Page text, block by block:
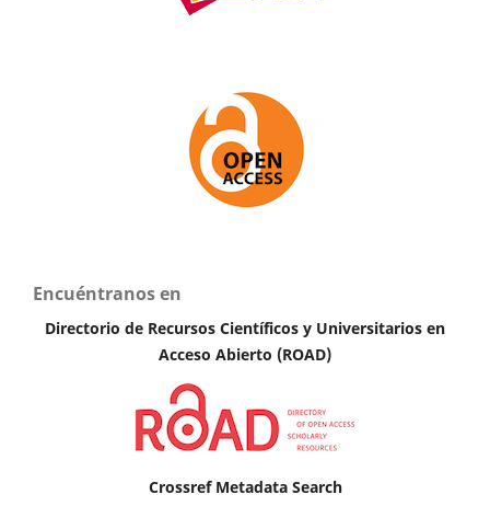
Encuéntranos en
Directorio de Recursos Científicos y Universitarios en
Acceso Abierto (ROAD)
Crossref Metadata Search